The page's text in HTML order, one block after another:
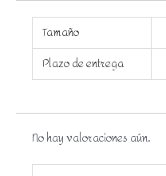
Tamaño
Plazo de entrega
No hay valoraciones aún.